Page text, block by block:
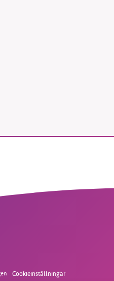
Cookieinställningar
vill vi utveckla vårt arbete –